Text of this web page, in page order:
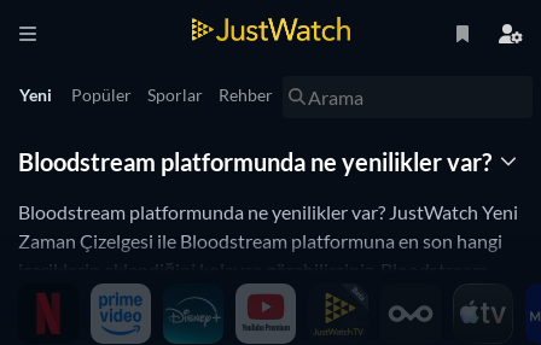
Yeni Popüler Sporlar Rehber
Bloodstream platformunda ne yenilikler var?
Bloodstream platformunda ne yenilikler var? JustWatch Yeni
Zaman Çizelgesi ile Bloodstream platformuna en son hangi
içeriklerin eklendiğini kolayca görebilirsiniz. Bloodstream
platformunda yeni yayınlanan içerikleri için gün gün
düzenlediğimiz ve saat başı güncellediğimiz zaman çizelgesi,